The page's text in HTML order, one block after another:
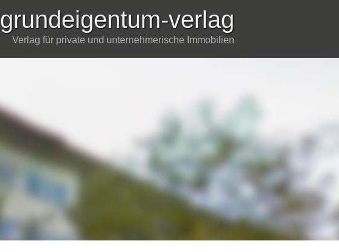
grundeigentum-verlag
Verlag für private und unternehmerische Immobilien